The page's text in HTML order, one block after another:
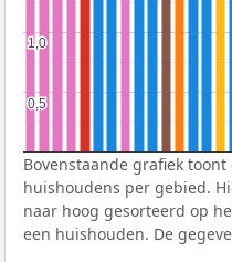
0,5
0,5
1,0
1,0
Bovenstaande grafiek
huishoudens per gebied.
naar hoog gesorteerd op
een huishouden. De